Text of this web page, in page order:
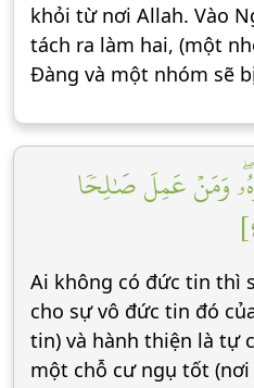
khỏi từ nơi Allah. Vào
tách ra làm hai, (một
Đàng và một nhóm sẽ
وَمَنۡ عَمِلَ صَٰلِحٗا
Ai không có đức tin thì
cho sự vô đức tin đó
tin) và hành thiện là tự
một chỗ cư ngụ tốt (nơi